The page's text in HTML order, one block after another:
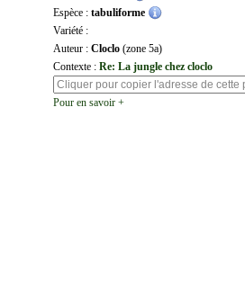
Espèce : tabuliforme
Variété :
Auteur : Cloclo (zone 5a)
Contexte : Re: La jungle chez cloclo
Pour en savoir +